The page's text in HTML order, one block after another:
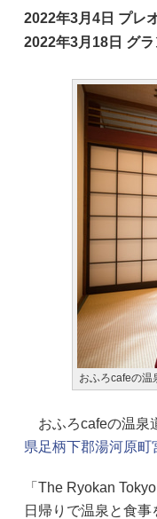
2022年3月4日 プレ
2022年3月18日 グ
おふろcafeの温
おふろcafeの温泉
県足柄下郡湯河原町
「The Ryokan
日帰りで温泉と食